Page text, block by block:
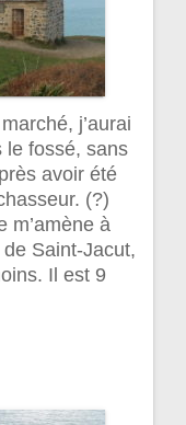
j’aurai
le fossé, sans
avoir été
(?)
m’amène à
Saint-Jacut,
Il est 9